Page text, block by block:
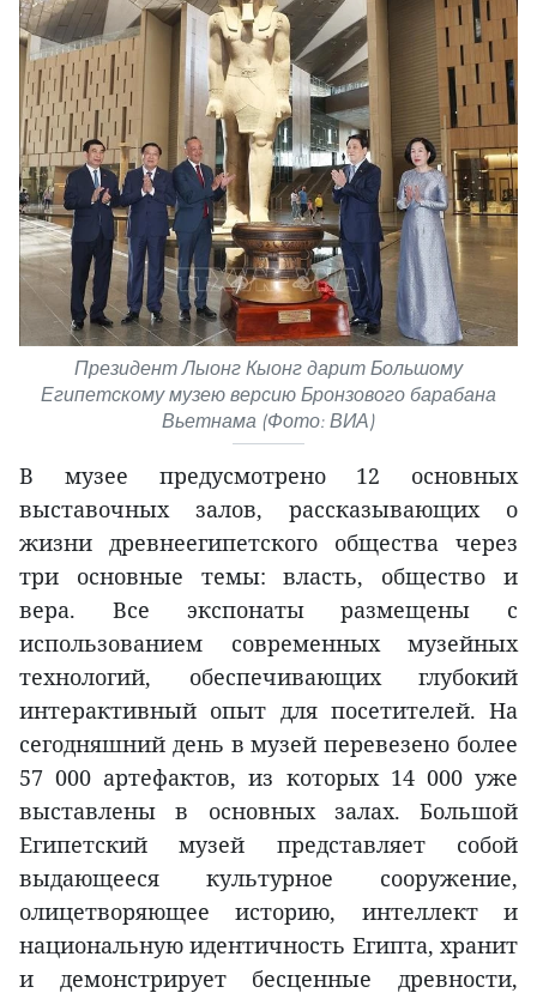
Президент Лыонг Кыонг дарит Большому
Египетскому музею версию Бронзового барабана
Вьетнама (Фото: ВИА)
В музее предусмотрено 12 основных
выставочных залов, рассказывающих о
жизни древнеегипетского общества через
три основные темы: власть, общество и
вера. Все экспонаты размещены с
использованием современных музейных
технологий, обеспечивающих глубокий
интерактивный опыт для посетителей. На
сегодняшний день в музей перевезено более
57 000 артефактов, из которых 14 000 уже
выставлены в основных залах. Большой
Египетский музей представляет собой
выдающееся культурное сооружение,
олицетворяющее историю, интеллект и
национальную идентичность Египта, хранит
и демонстрирует бесценные древности,